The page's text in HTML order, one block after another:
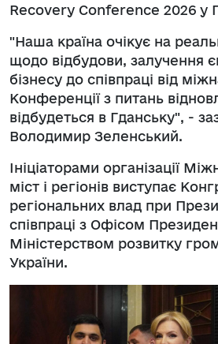
Recovery Conference 2026 у
"Наша країна очікує на
щодо відбудови, залучення
бізнесу до співпраці від
Конференції з питань
відбудеться в Гданську", -
Володимир Зеленський.
Ініціаторами організації
міст і регіонів виступає
регіональних влад при
співпраці з Офісом
Міністерством розвитку
України.